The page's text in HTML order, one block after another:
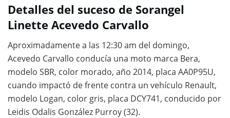
Detalles del suceso de Sorangel
Linette Acevedo Carvallo
Aproximadamente a las 12:30 am del domingo,
Acevedo Carvallo conducía una moto marca Bera,
modelo SBR, color morado, año 2014, placa AA0P95U,
cuando impactó de frente contra un vehículo Renault,
modelo Logan, color gris, placa DCY741, conducido por
Leidis Odalis González Purroy (32).